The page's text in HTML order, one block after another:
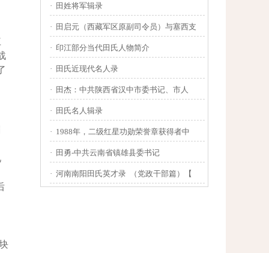
· 田姓将军辑录
· 田启元（西藏军区原副司令员）与塞西支
· 印江部分当代田氏人物简介
· 田氏近现代名人录
· 田杰：中共陕西省汉中市委书记、市人
· 田氏名人辑录
· 1988年，二级红星功勋荣誉章获得者中
· 田勇-中共云南省镇雄县委书记
· 河南南阳田氏英才录 （党政干部篇）【